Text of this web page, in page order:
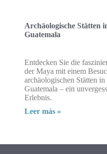
Archäologische Stätten
Guatemala
Entdecken Sie die
der Maya mit einem
archäologischen Stätten
Guatemala – ein
Erlebnis.
Leer más »